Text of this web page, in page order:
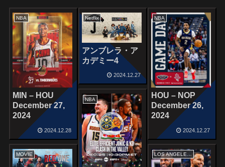
NBA
MIN – HOU
December 27,
2024
2024.12.28
Netflix
アンブレラ・ア
カデミー4
2024.12.27
NBA
HOU – NOP
December 26,
2024
2024.12.27
NBA
MOVIE